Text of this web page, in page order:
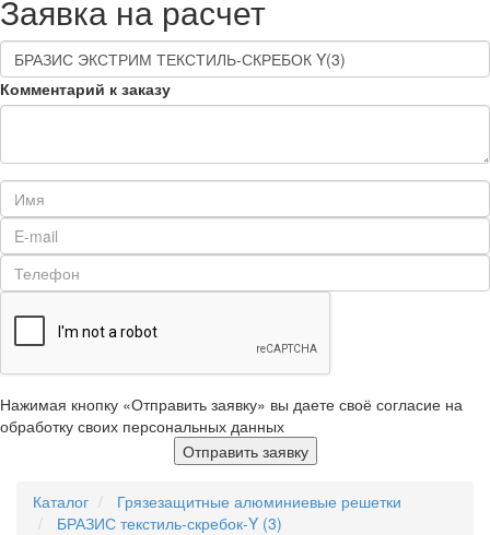
Заявка на расчет
Комментарий к заказу
Нажимая кнопку «Отправить заявку» вы даете своё согласие на
обработку своих персональных данных
Отправить заявку
Каталог
Грязезащитные алюминиевые решетки
БРАЗИС текстиль-скребок-Y (3)